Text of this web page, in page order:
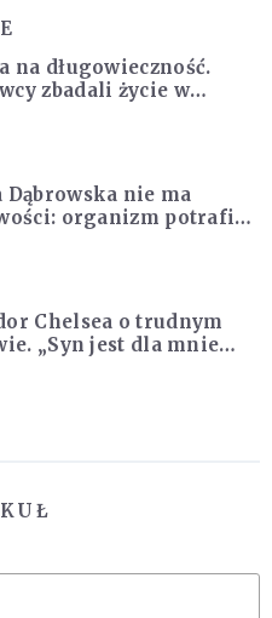
na długowieczność.
zbadali życie w
Dąbrowska nie ma
organizm potrafi
sam
Chelsea o trudnym
„Syn jest dla mnie
niż sportowe trofea”